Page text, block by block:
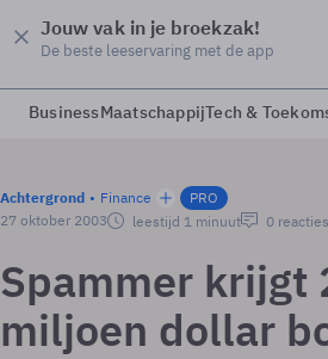
Jouw vak in je broekzak!
De beste leeservaring met de app
BusinessMaatschappijTech &
Achtergrond Finance
PRO
27 oktober 2003
leestijd 1 minuut 0 reacties
Spammer krijgt
miljoen dollar